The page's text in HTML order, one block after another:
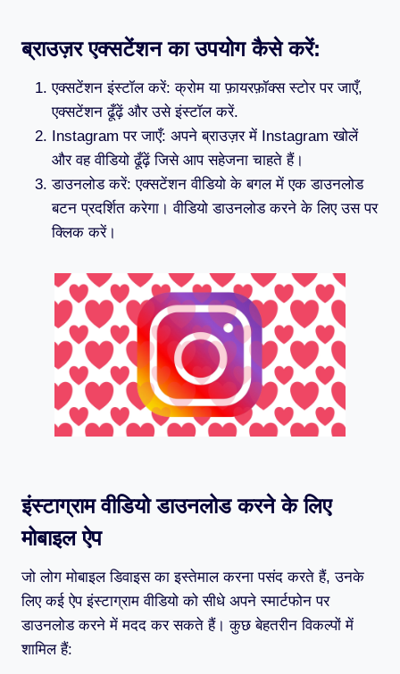
ब्राउज़र एक्सटेंशन का उपयोग कैसे करें:
एक्सटेंशन इंस्टॉल करें: क्रोम या फ़ायरफ़ॉक्स स्टोर पर जाएँ,
एक्सटेंशन ढूँढ़ें और उसे इंस्टॉल करें.
Instagram पर जाएँ: अपने ब्राउज़र में Instagram खोलें
और वह वीडियो ढूँढ़ें जिसे आप सहेजना चाहते हैं।
डाउनलोड करें: एक्सटेंशन वीडियो के बगल में एक डाउनलोड
बटन प्रदर्शित करेगा। वीडियो डाउनलोड करने के लिए उस पर
क्लिक करें।
इंस्टाग्राम वीडियो डाउनलोड करने के लिए
मोबाइल ऐप
जो लोग मोबाइल डिवाइस का इस्तेमाल करना पसंद करते हैं, उनके
लिए कई ऐप इंस्टाग्राम वीडियो को सीधे अपने स्मार्टफोन पर
डाउनलोड करने में मदद कर सकते हैं। कुछ बेहतरीन विकल्पों में
शामिल हैं: